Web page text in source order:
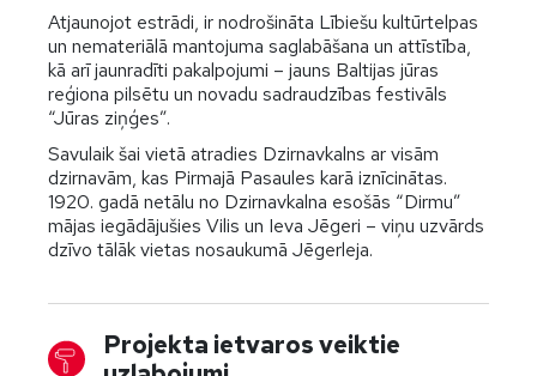
Atjaunojot estrādi, ir nodrošināta Lībiešu kultūrtelpas
un nemateriālā mantojuma saglabāšana un attīstība,
kā arī jaunradīti pakalpojumi – jauns Baltijas jūras
reģiona pilsētu un novadu sadraudzības festivāls
“Jūras ziņģes”.
Savulaik šai vietā atradies Dzirnavkalns ar visām
dzirnavām, kas Pirmajā Pasaules karā iznīcinātas.
1920. gadā netālu no Dzirnavkalna esošās “Dirmu”
mājas iegādājušies Vilis un Ieva Jēgeri – viņu uzvārds
dzīvo tālāk vietas nosaukumā Jēgerleja.
Projekta ietvaros veiktie